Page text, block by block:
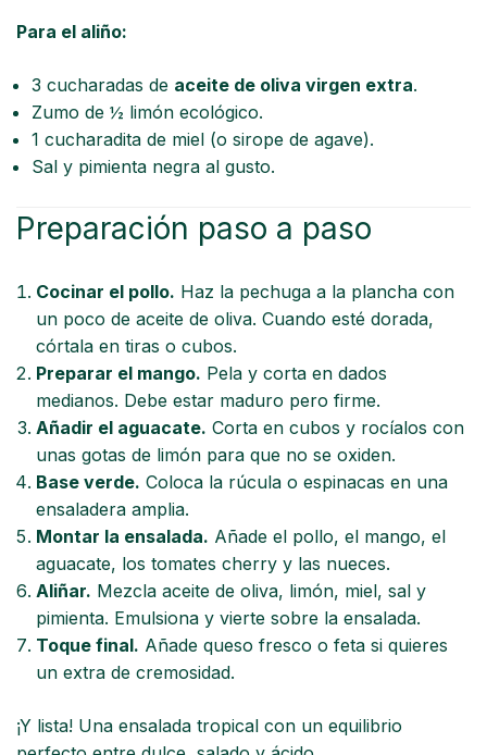
Para el aliño:
3 cucharadas de aceite de oliva virgen extra.
Zumo de ½ limón ecológico.
1 cucharadita de miel (o sirope de agave).
Sal y pimienta negra al gusto.
Preparación paso a paso
Cocinar el pollo. Haz la pechuga a la plancha con
un poco de aceite de oliva. Cuando esté dorada,
córtala en tiras o cubos.
Preparar el mango. Pela y corta en dados
medianos. Debe estar maduro pero firme.
Añadir el aguacate. Corta en cubos y rocíalos con
unas gotas de limón para que no se oxiden.
Base verde. Coloca la rúcula o espinacas en una
ensaladera amplia.
Montar la ensalada. Añade el pollo, el mango, el
aguacate, los tomates cherry y las nueces.
Aliñar. Mezcla aceite de oliva, limón, miel, sal y
pimienta. Emulsiona y vierte sobre la ensalada.
Toque final. Añade queso fresco o feta si quieres
un extra de cremosidad.
¡Y lista! Una ensalada tropical con un equilibrio